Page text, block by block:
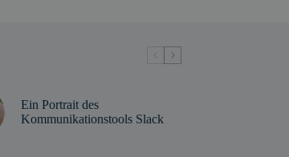
Ein Portrait des
Kommunikationstools Slack